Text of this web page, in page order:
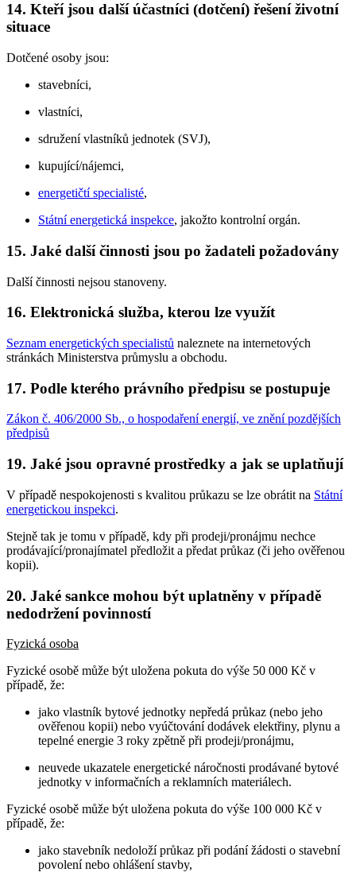
14. Kteří jsou další účastníci (dotčení) řešení životní
situace
Dotčené osoby jsou:
stavebníci,
vlastníci,
sdružení vlastníků jednotek (SVJ),
kupující/nájemci,
energetičtí specialisté,
Státní energetická inspekce, jakožto kontrolní orgán.
15. Jaké další činnosti jsou po žadateli požadovány
Další činnosti nejsou stanoveny.
16. Elektronická služba, kterou lze využít
Seznam energetických specialistů naleznete na internetových
stránkách Ministerstva průmyslu a obchodu.
17. Podle kterého právního předpisu se postupuje
Zákon č. 406/2000 Sb., o hospodaření energií, ve znění pozdějších
předpisů
19. Jaké jsou opravné prostředky a jak se uplatňují
V případě nespokojenosti s kvalitou průkazu se lze obrátit na Státní
energetickou inspekci.
Stejně tak je tomu v případě, kdy při prodeji/pronájmu nechce
prodávající/pronajímatel předložit a předat průkaz (či jeho ověřenou
kopii).
20. Jaké sankce mohou být uplatněny v případě
nedodržení povinností
Fyzická osoba
Fyzické osobě může být uložena pokuta do výše 50 000 Kč v
případě, že:
jako vlastník bytové jednotky nepředá průkaz (nebo jeho
ověřenou kopii) nebo vyúčtování dodávek elektřiny, plynu a
tepelné energie 3 roky zpětně při prodeji/pronájmu,
neuvede ukazatele energetické náročnosti prodávané bytové
jednotky v informačních a reklamních materiálech.
Fyzické osobě může být uložena pokuta do výše 100 000 Kč v
případě, že:
jako stavebník nedoloží průkaz při podání žádosti o stavební
povolení nebo ohlášení stavby,